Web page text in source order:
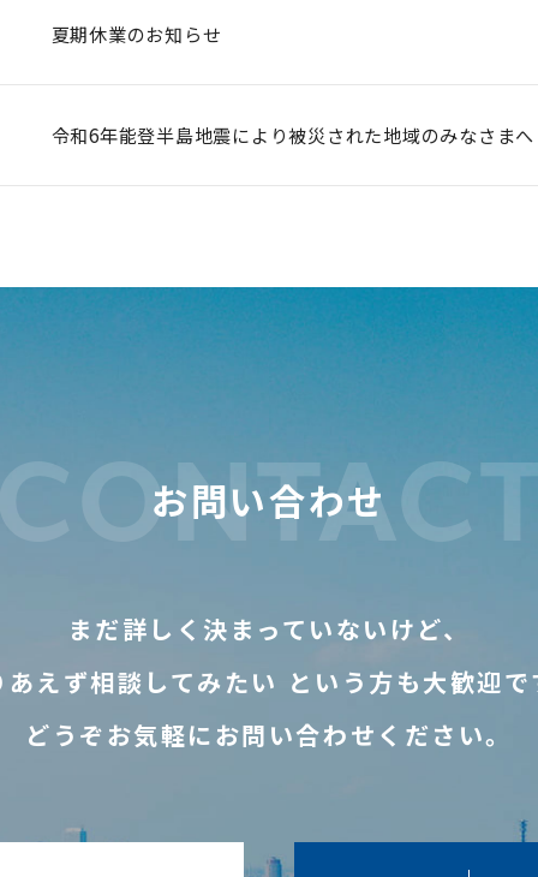
夏期休業のお知らせ
令和6年能登半島地震により被災された地域のみなさまへ
お問い合わせ
まだ詳しく決まっていないけど、
あえず相談してみたい という方も大歓迎で
どうぞお気軽にお問い合わせください。